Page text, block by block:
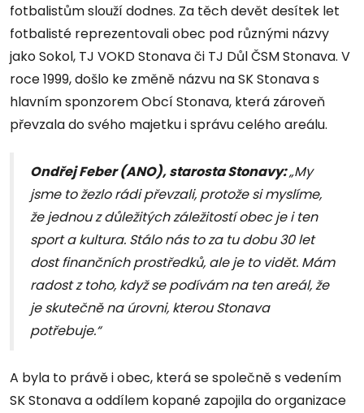
fotbalistům slouží dodnes. Za těch devět desítek let
fotbalisté reprezentovali obec pod různými názvy
jako Sokol, TJ VOKD Stonava či TJ Důl ČSM Stonava. V
roce 1999, došlo ke změně názvu na SK Stonava s
hlavním sponzorem Obcí Stonava, která zároveň
převzala do svého majetku i správu celého areálu.
Ondřej Feber (ANO), starosta Stonavy:„My
jsme to žezlo rádi převzali, protože si myslíme,
že jednou z důležitých záležitostí obec je i ten
sport a kultura. Stálo nás to za tu dobu 30 let
dost finančních prostředků, ale je to vidět. Mám
radost z toho, když se podívám na ten areál, že
je skutečně na úrovni, kterou Stonava
potřebuje.“
A byla to právě i obec, která se společně s vedením
SK Stonava a oddílem kopané zapojila do organizace